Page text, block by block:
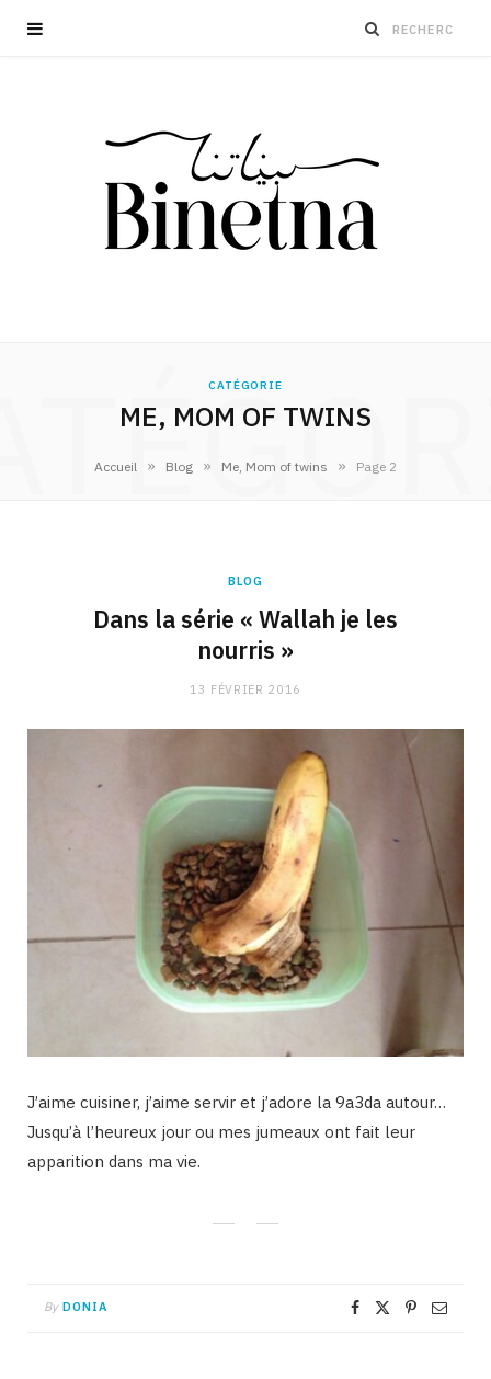
CATÉGORIE
ME, MOM OF TWINS
Accueil » Blog » Me, Mom of twins » Page 2
BLOG
Dans la série « Wallah je les
nourris »
13 FÉVRIER 2016
J’aime cuisiner, j’aime servir et j’adore la 9a3da autour…
Jusqu’à l’heureux jour ou mes jumeaux ont fait leur
apparition dans ma vie.
By DONIA